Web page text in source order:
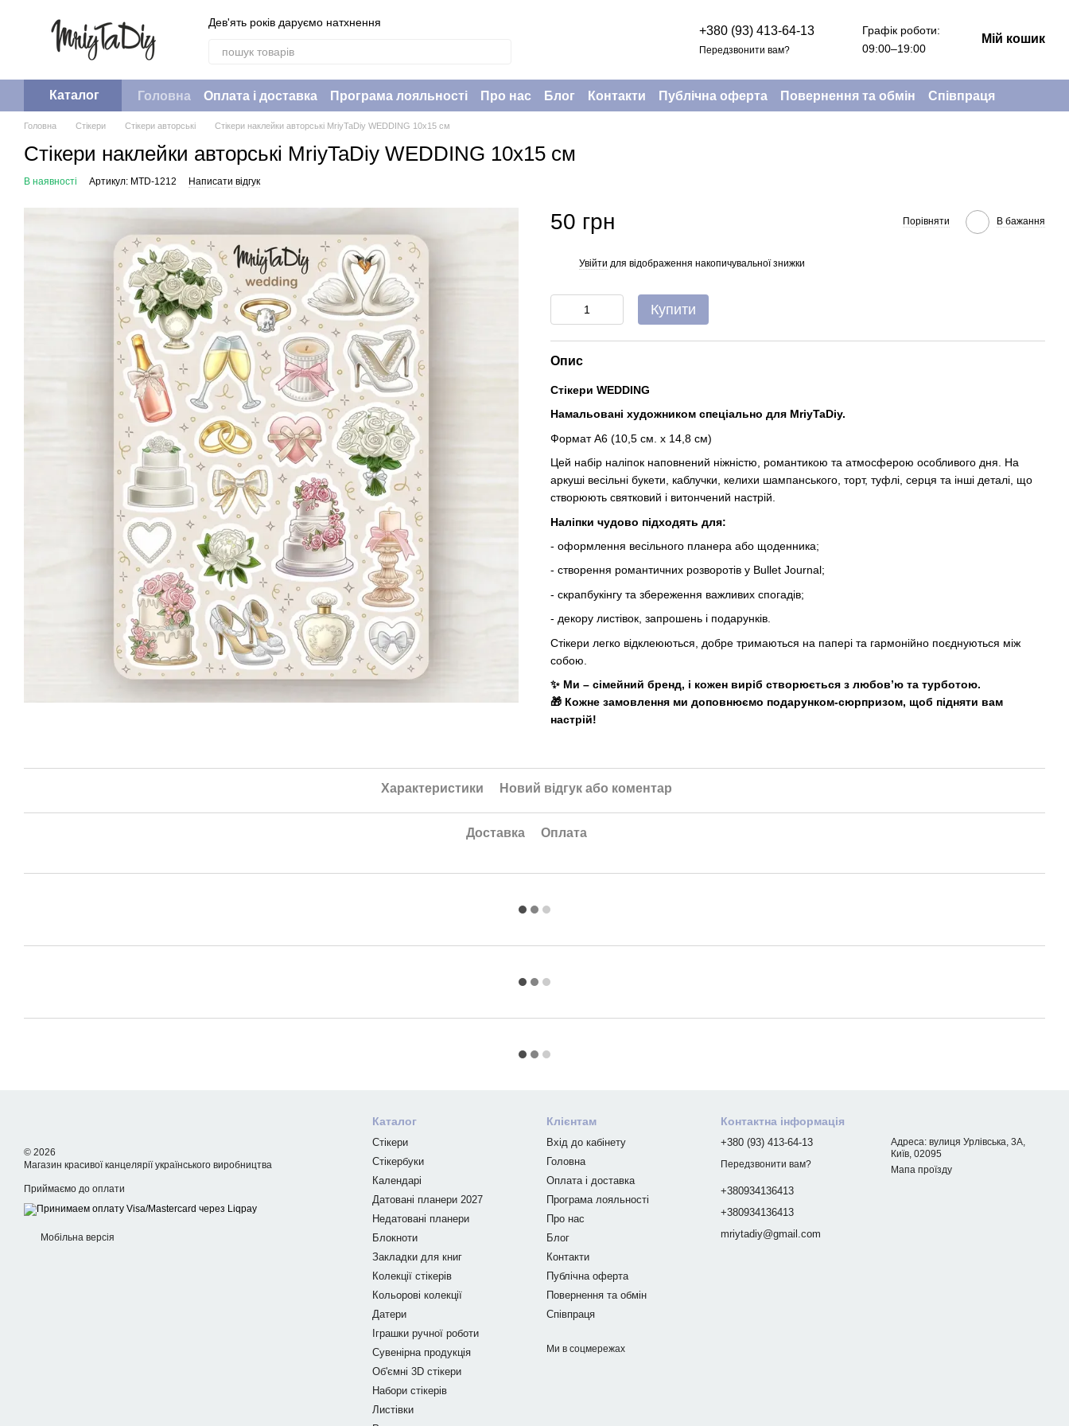
Дев'ять років даруємо натхнення
+380 (93) 413-64-13
Передзвонити вам?
Графік роботи:
09:00–19:00
Мій кошик
Каталог Головна Оплата і доставка Програма лояльності Про нас Блог Контакти Публічна оферта Повернення та обмін Співпраця
Головна Стікери Стікери авторські Стікери наклейки авторські MriyTaDiy WEDDING 10х15 см
Стікери наклейки авторські MriyTaDiy WEDDING 10х15 см
В наявності Артикул: MTD-1212 Написати відгук
50 грн Порівняти В бажання
Увійти для відображення накопичувальної знижки
Купити
Опис
Стікери WEDDING
Намальовані художником спеціально для MriyTaDiy.
Формат А6 (10,5 см. х 14,8 см)
Цей набір наліпок наповнений ніжністю, романтикою та атмосферою особливого дня. На
аркуші весільні букети, каблучки, келихи шампанського, торт, туфлі, серця та інші деталі, що
створюють святковий і витончений настрій.
Наліпки чудово підходять для:
- оформлення весільного планера або щоденника;
- створення романтичних розворотів у Bullet Journal;
- скрапбукінгу та збереження важливих спогадів;
- декору листівок, запрошень і подарунків.
Стікери легко відклеюються, добре тримаються на папері та гармонійно поєднуються між
собою.
✨ Ми – сімейний бренд, і кожен виріб створюється з любов’ю та турботою.
🎁 Кожне замовлення ми доповнюємо подарунком-сюрпризом, щоб підняти вам
настрій!
Характеристики Новий відгук або коментар
Доставка Оплата
© 2026
Магазин красивої канцелярії українського виробництва
Приймаємо до оплати
Мобільна версія
Каталог
Стікери
Стікербуки
Календарі
Датовані планери 2027
Недатовані планери
Блокноти
Закладки для книг
Колекції стікерів
Кольорові колекції
Датери
Іграшки ручної роботи
Сувенірна продукція
Об'ємні 3D стікери
Набори стікерів
Листівки
Клієнтам
Вхід до кабінету
Головна
Оплата і доставка
Програма лояльності
Про нас
Блог
Контакти
Публічна оферта
Повернення та обмін
Співпраця
Ми в соцмережах
Контактна інформація
+380 (93) 413-64-13
Передзвонити вам?
+380934136413
+380934136413
mriytadiy@gmail.com
Адреса: вулиця Урлівська, 3А,
Київ, 02095
Мапа проїзду